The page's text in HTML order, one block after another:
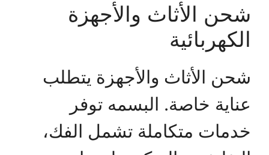
شحن الأثاث والأجهزة
الكهربائية
شحن الأثاث والأجهزة يتطلب
عناية خاصة. البسمه توفر
خدمات متكاملة تشمل الفك،